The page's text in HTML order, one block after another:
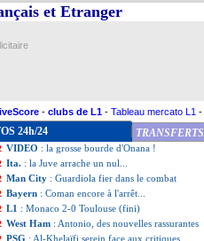
et Etranger
- clubs de L1 - Tableau mercato L1 -
24h/24 TRANSFERTS
Bayern : nouveau rebondissement pour Davies
Nice: Laborde égale un record de Lacazette
Monaco : le titre, la réponse de Ben Seghir
L1: Angers-Lyon, les compos
VIDEO : la grosse bourde d'Onana !
Ita. : la Juve arrache un nul...
Man City : Guardiola fier dans le combat
Bayern : Coman encore à l'arrêt...
L1 : Monaco 2-0 Toulouse (fini)
West Ham : Antonio, des nouvelles rassurantes
PSG : Al-Khelaïfi serein face aux critiques